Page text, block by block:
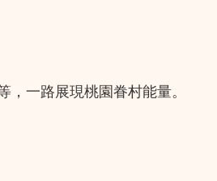
一路展現桃園眷村能量。